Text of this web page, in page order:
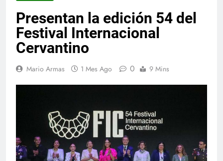
Presentan la edición 54 del
Festival Internacional
Cervantino
Mario Armas 1 Mes Ago 0 9 Mins